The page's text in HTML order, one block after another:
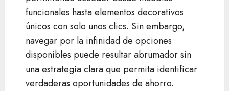
funcionales hasta elementos decorativos
únicos con solo unos clics. Sin embargo,
navegar por la infinidad de opciones
disponibles puede resultar abrumador sin
una estrategia clara que permita identificar
verdaderas oportunidades de ahorro.